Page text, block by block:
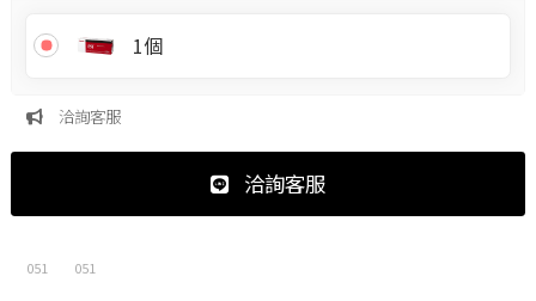
1個
洽詢客服
洽詢客服
051 051